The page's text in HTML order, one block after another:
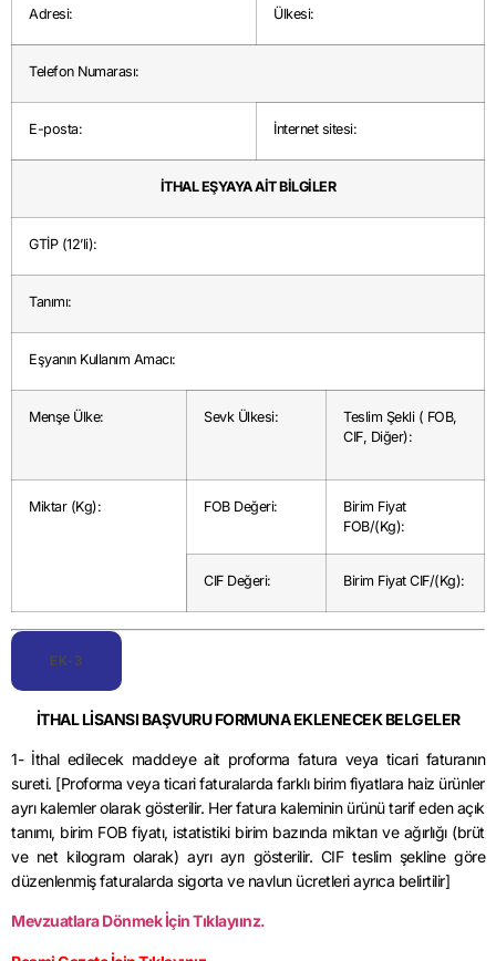
Adresi: Ülkesi:
Telefon Numarası:
E-posta: İnternet sitesi:
İTHAL EŞYAYA AİT BİLGİLER
GTİP (12’li):
Tanımı:
Eşyanın Kullanım Amacı:
Menşe Ülke: Sevk Ülkesi:
Teslim Şekli ( FOB,
CIF, Diğer):
Miktar (Kg): FOB Değeri:
Birim Fiyat
FOB/(Kg):
CIF Değeri: Birim Fiyat CIF/(Kg):
EK-3
İTHAL LİSANSI BAŞVURU FORMUNA EKLENECEK BELGELER
1- İthal edilecek maddeye ait proforma fatura veya ticari faturanın
sureti. [Proforma veya ticari faturalarda farklı birim fiyatlara haiz ürünler
ayrı kalemler olarak gösterilir. Her fatura kaleminin ürünü tarif eden açık
tanımı, birim FOB fiyatı, istatistiki birim bazında miktarı ve ağırlığı (brüt
ve net kilogram olarak) ayrı ayrı gösterilir. CIF teslim şekline göre
düzenlenmiş faturalarda sigorta ve navlun ücretleri ayrıca belirtilir]
Mevzuatlara Dönmek İçin Tıklayıınz.